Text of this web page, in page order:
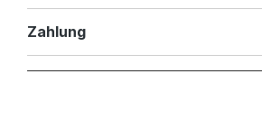
Zahlung